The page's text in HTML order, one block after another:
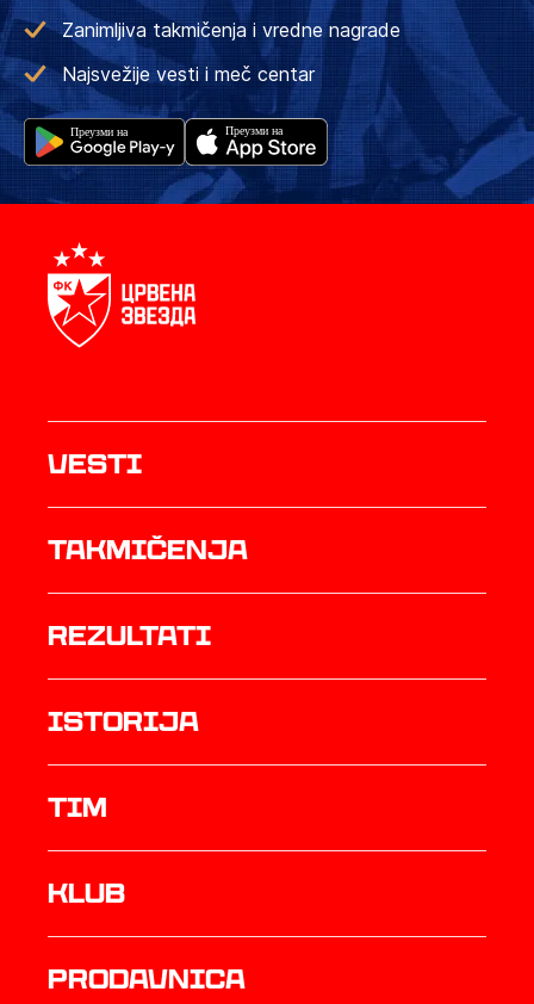
Zanimljiva takmičenja i vredne nagrade
Najsvežije vesti i meč centar
Vesti
Takmičenja
rezultati
istorija
TIM
Klub
prodavnica